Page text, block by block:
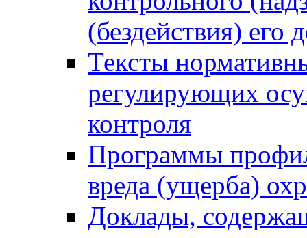
(бездействия)
Тексты
регулирующих
контроля
Программы
вреда (ущерба)
Доклады,